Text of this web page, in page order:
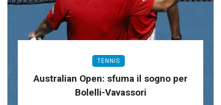
TENNIS
Australian Open: sfuma il sogno per
Bolelli-Vavassori